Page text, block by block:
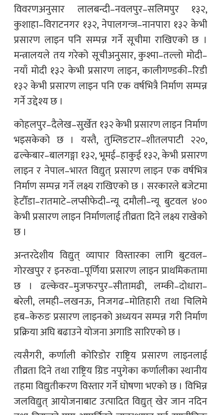
विवरणअनुसार लालबन्दी–नवलपुर–सलिमपुर १३२,
कुशाहा–विराटनगर १३२, नेपालगन्ज–नानपारा १३२ केभी
प्रसारण लाइन पनि सम्पन्न गर्ने सूचीमा राखिएको छ ।
मन्त्रालयले तय गरेको सूचीअनुसार, कुश्मा–तल्लो मोदी–
नयाँ मोदी १३२ केभी प्रसारण लाइन, कालीगण्डकी–रिडी
१३२ केभी प्रसारण लाइन पनि एक वर्षभित्रै निर्माण सम्पन्न
गर्ने उद्देश्य छ ।
कोहलपुर–दैलेख–सुर्खेत १३२ केभी प्रसारण लाइन निर्माण
भइसकेको छ । यस्तै, तुम्लिङटार–शीतलपाटी २२०,
ढल्केबार–बालगङ्गा १३२, भूमई–हाकुई १३२, केभी प्रसारण
लाइन र नेपाल–भारत विद्युत् प्रसारण लाइन एक वर्षभित्र
निर्माण सम्पन्न गर्ने लक्ष्य राखिएको छ । सरकारले बजेटमा
हेटौँडा–रातमाटे–लप्सीफेदी–न्यू दमौली–न्यू बुटवल ४००
केभी प्रसारण लाइन निर्माणलाई तीव्रता दिने लक्ष्य राखेको
छ ।
अन्तरदेशीय विद्युत् व्यापार विस्तारका लागि बुटवल–
गोरखपुर र इनरुवा–पूर्णिया प्रसारण लाइन प्राथमिकतामा
छ । ढल्केवर–मुजफरपुर–सीतामढी, लम्की–दोधारा–
बरेली, लमही–लखनऊ, निजगढ–मोतिहारी तथा चिलिमे
हब–केरुङ प्रसारण लाइनको अध्ययन सम्पन्न गरी निर्माण
प्रक्रिया अघि बढाउने योजना अगाडि सारिएको छ ।
त्यसैगरी, कर्णाली कोरिडोर राष्ट्रिय प्रसारण लाइनलाई
तीव्रता दिने तथा राष्ट्रिय ग्रिड नपुगेका कर्णालीका स्थानीय
तहमा विद्युतीकरण विस्तार गर्ने घोषणा भएको छ । विभिन्न
जलविद्युत् आयोजनाबाट उत्पादित विद्युत् खेर जान नदिन